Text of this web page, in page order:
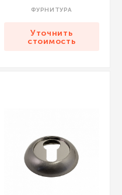
ФУРНИТУРА
Уточнить
стоимость